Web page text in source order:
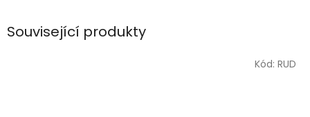
Související produkty
Kód: RUD